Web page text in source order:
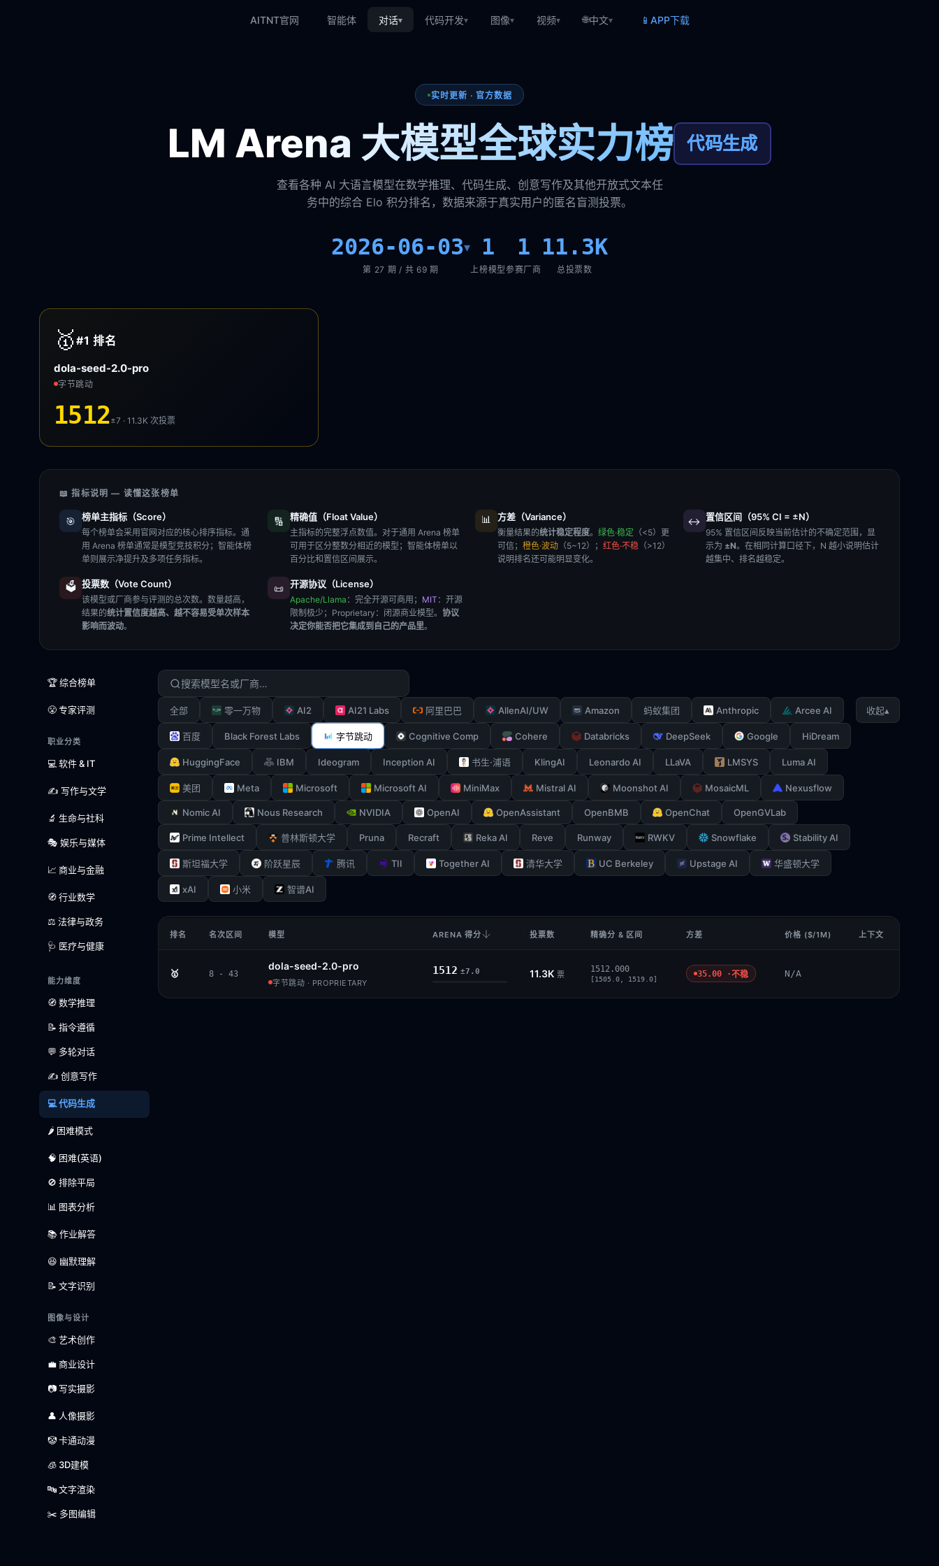
AITNT官网 智能体 对话▾ 代码开发▾ 图像▾ 视频▾ 🌐中文▾ 📱 APP下载
实时更新 · 官方数据
LM Arena 大模型全球实力榜 代码生成
查看各种 AI 大语言模型在数学推理、代码生成、创意写作及其他开放式文本任
务中的综合 Elo 积分排名，数据来源于真实用户的匿名盲测投票。
2026-06-03▾
第 27 期 / 共 69 期
1
上榜模型
1
参赛厂商
11.3K
总投票数
🥇 #1排名
dola-seed-2.0-pro
字节跳动
1512±7 · 11.3K次投票
📖 指标说明 — 读懂这张榜单
🎯 榜单主指标（Score）
每个榜单会采用官网对应的核心排序指标。通
用 Arena 榜单通常是模型竞技积分；智能体榜
单则展示净提升及多项任务指标。
🔢 精确值（Float Value）
主指标的完整浮点数值。对于通用 Arena 榜单
可用于区分整数分相近的模型；智能体榜单以
百分比和置信区间展示。
📊 方差（Variance）
衡量结果的统计稳定程度。 绿色·稳定 （<5）更
可信； 橙色·波动 （5~12）； 红色·不稳 （>12）
说明排名还可能明显变化。
↔️ 置信区间（95% CI = ±N）
95% 置信区间反映当前估计的不确定范围，显
示为 ±N。在相同计算口径下，N 越小说明估计
越集中、排名越稳定。
🗳️ 投票数（Vote Count）
该模型或厂商参与评测的总次数。数量越高，
结果的统计置信度越高、越不容易受单次样本
影响而波动。
📜 开源协议（License）
Apache/Llama ：完全开源可商用； MIT ：开源
限制极少； Proprietary ：闭源商业模型。 协议
决定你能否把它集成到自己的产品里。
🏆 综合榜单
😤 专家评测
职业分类
💻 软件 & IT
✍️ 写作与文学
🔬 生命与社科
🎭 娱乐与媒体
📈 商业与金融
🧭 行业数学
⚖️ 法律与政务
🩺 医疗与健康
能力维度
🧭 数学推理
📝 指令遵循
💬 多轮对话
✍️ 创意写作
💻 代码生成
🌶️ 困难模式
🧠 困难(英语)
🚫 排除平局
📊 图表分析
📚 作业解答
😆 幽默理解
📝 文字识别
图像与设计
🎨 艺术创作
💼 商业设计
📷 写实摄影
👤 人像摄影
🤡 卡通动漫
🧊 3D建模
🔤 文字渲染
✂️ 多图编辑
全部 零一万物 AI2 AI21 Labs 阿里巴巴 AllenAI/UW Amazon 蚂蚁集团 Anthropic Arcee AI
百度 Black Forest Labs 字节跳动 Cognitive Comp Cohere Databricks DeepSeek Google HiDream
HuggingFace IBM Ideogram Inception AI 书生·浦语 KlingAI Leonardo AI LLaVA LMSYS Luma AI
美团 Meta Microsoft Microsoft AI MiniMax Mistral AI Moonshot AI MosaicML Nexusflow
Nomic AI Nous Research NVIDIA OpenAI OpenAssistant OpenBMB OpenChat OpenGVLab
Prime Intellect 普林斯顿大学 Pruna Recraft Reka AI Reve Runway RWKV Snowflake Stability AI
斯坦福大学 阶跃星辰 腾讯 TII Together AI 清华大学 UC Berkeley Upstage AI 华盛顿大学
xAI 小米 智谱AI
收起▴
排名 名次区间 模型 ARENA 得分 投票数 精确分 & 区间 方差 价格 ($/1M) 上下文
🥇 8 - 43
dola-seed-2.0-pro
字节跳动 · PROPRIETARY
1512 ±7.0 11.3K 票
1512.000
[1505.0, 1519.0]
35.00 ·不稳 N/A